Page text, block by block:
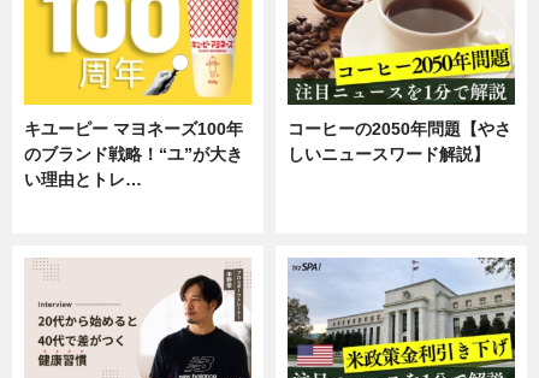
キユーピー マヨネーズ100年
のブランド戦略！“ユ”が大き
い理由とトレ…
コーヒーの2050年問題【やさ
しいニュースワード解説】